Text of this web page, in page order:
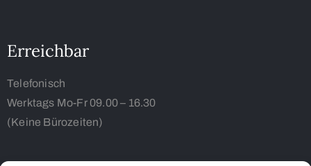
Erreichbar
Telefonisch
Werktags Mo-Fr 09.00 – 16.30
(Keine Bürozeiten)